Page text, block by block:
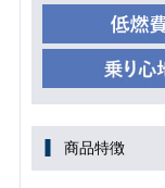
商品特徴